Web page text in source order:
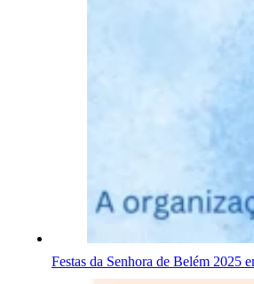
Festas da Senhora de Belém 2025